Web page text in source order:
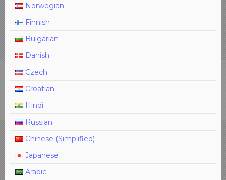
Norwegian
Finnish
Bulgarian
Danish
Czech
Croatian
Hindi
Russian
Chinese (Simplified)
Japanese
Arabic